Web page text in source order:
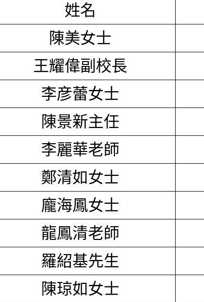
姓名
陳美女士
王耀偉副校長
李彦蕾女士
陳景新主任
李麗華老師
鄭清如女士
龐海鳳女士
龍鳳清老師
羅紹基先生
陳琼如女士